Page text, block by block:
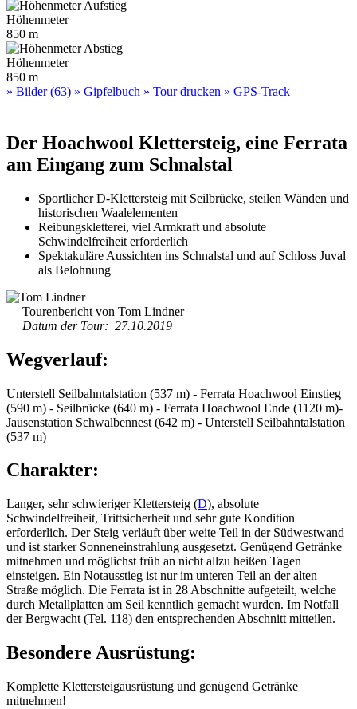
Höhenmeter
850 m
Höhenmeter
850 m
» Bilder (63) » Gipfelbuch » Tour drucken » GPS-Track
Der Hoachwool Klettersteig, eine Ferrata
am Eingang zum Schnalstal
Sportlicher D-Klettersteig mit Seilbrücke, steilen Wänden und
historischen Waalelementen
Reibungskletterei, viel Armkraft und absolute
Schwindelfreiheit erforderlich
Spektakuläre Aussichten ins Schnalstal und auf Schloss Juval
als Belohnung
Tourenbericht von Tom Lindner
Datum der Tour: 27.10.2019
Wegverlauf:
Unterstell Seilbahntalstation (537 m) - Ferrata Hoachwool Einstieg
(590 m) - Seilbrücke (640 m) - Ferrata Hoachwool Ende (1120 m)-
Jausenstation Schwalbennest (642 m) - Unterstell Seilbahntalstation
(537 m)
Charakter:
Langer, sehr schwieriger Klettersteig (D), absolute
Schwindelfreiheit, Trittsicherheit und sehr gute Kondition
erforderlich. Der Steig verläuft über weite Teil in der Südwestwand
und ist starker Sonneneinstrahlung ausgesetzt. Genügend Getränke
mitnehmen und möglichst früh an nicht allzu heißen Tagen
einsteigen. Ein Notausstieg ist nur im unteren Teil an der alten
Straße möglich. Die Ferrata ist in 28 Abschnitte aufgeteilt, welche
durch Metallplatten am Seil kenntlich gemacht wurden. Im Notfall
der Bergwacht (Tel. 118) den entsprechenden Abschnitt mitteilen.
Besondere Ausrüstung:
Komplette Klettersteigausrüstung und genügend Getränke
mitnehmen!